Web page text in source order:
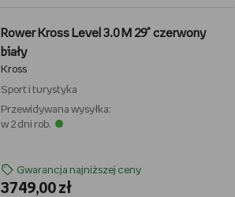
Rower Kross Level 3.0 M 29" czerwony
biały
Kross
Sport i turystyka
Przewidywana wysyłka:
w 2 dni rob.
Gwarancja najniższej ceny
3749,00 zł